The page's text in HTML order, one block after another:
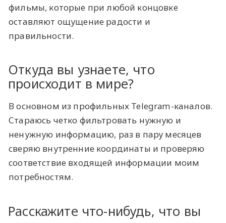
фильмы, которые при любой концовке
оставляют ощущение радости и
правильности.
Откуда вы узнаете, что
происходит в мире?
В основном из профильных Telegram-каналов.
Стараюсь четко фильтровать нужную и
ненужную информацию, раз в пару месяцев
сверяю внутренние координаты и проверяю
соответствие входящей информации моим
потребностям.
Расскажите что-нибудь, что вы